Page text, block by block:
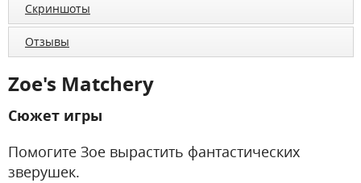
Скриншоты
Отзывы
Zoe's Matchery
Сюжет игры
Помогите Зое вырастить фантастических
зверушек.